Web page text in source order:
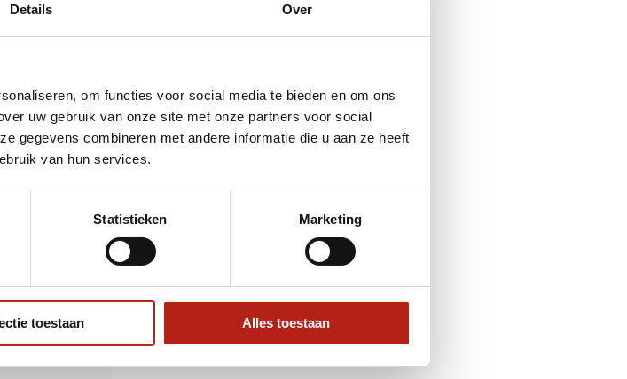
Details Over
om functies voor social media te bieden en om ons
uw gebruik van onze site met onze partners voor social
gegevens combineren met andere informatie die u aan ze heeft
van hun services.
Statistieken Marketing
toestaan Alles toestaan
de
en
keuze
het een
letsel.
niveau!
van
maar